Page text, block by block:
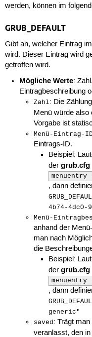
werden, können im
GRUB_DEFAULT
Gibt an, welcher Eintrag
wird. Dieser Eintrag wird
getroffen wird.
Mögliche Werte:
Eintragbeschreibung
Zahl: Die
Menü würde
Vorgabe ist
Menü-Eintrag-
Eintrags-ID.
Beispiel:
der grub.cfg
, dann
4b74-4dc0-
Menü-
anhand der
man nach
die
Beispiel:
der grub.cfg
menuentry
, dann
generic"
saved: Trägt
veranlasst, den